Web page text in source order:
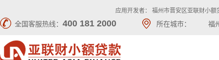
应用开发者： 福州市晋安区亚联财小
全国客服热线： 400 181 2000 所在城市： 福